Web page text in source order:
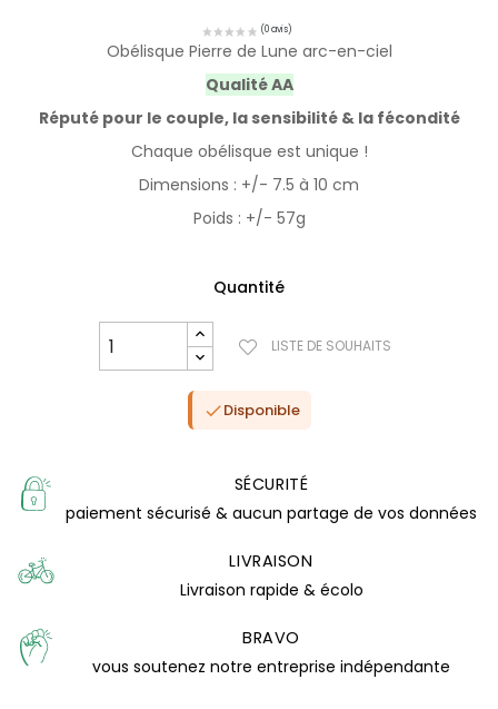
Obélisque Pierre de Lune arc-en-ciel
Qualité AA
Réputé pour le couple, la sensibilité & la fécondité
Chaque obélisque est unique !
Dimensions : +/- 7.5 à 10 cm
Poids : +/- 57g
Quantité
LISTE DE SOUHAITS
Disponible
SÉCURITÉ
paiement sécurisé & aucun partage de vos données
LIVRAISON
Livraison rapide & écolo
BRAVO
vous soutenez notre entreprise indépendante